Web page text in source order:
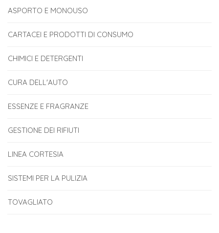
ASPORTO E MONOUSO
CARTACEI E PRODOTTI DI CONSUMO
CHIMICI E DETERGENTI
CURA DELL'AUTO
ESSENZE E FRAGRANZE
GESTIONE DEI RIFIUTI
LINEA CORTESIA
SISTEMI PER LA PULIZIA
TOVAGLIATO